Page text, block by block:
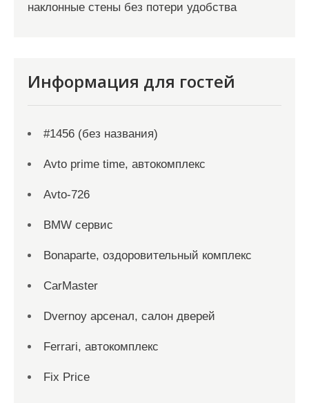
наклонные стены без потери удобства
Информация для гостей
#1456 (без названия)
Avto prime time, автокомплекс
Avto-726
BMW сервис
Bonaparte, оздоровительный комплекс
CarMaster
Dvernoy арсенал, салон дверей
Ferrari, автокомплекс
Fix Price